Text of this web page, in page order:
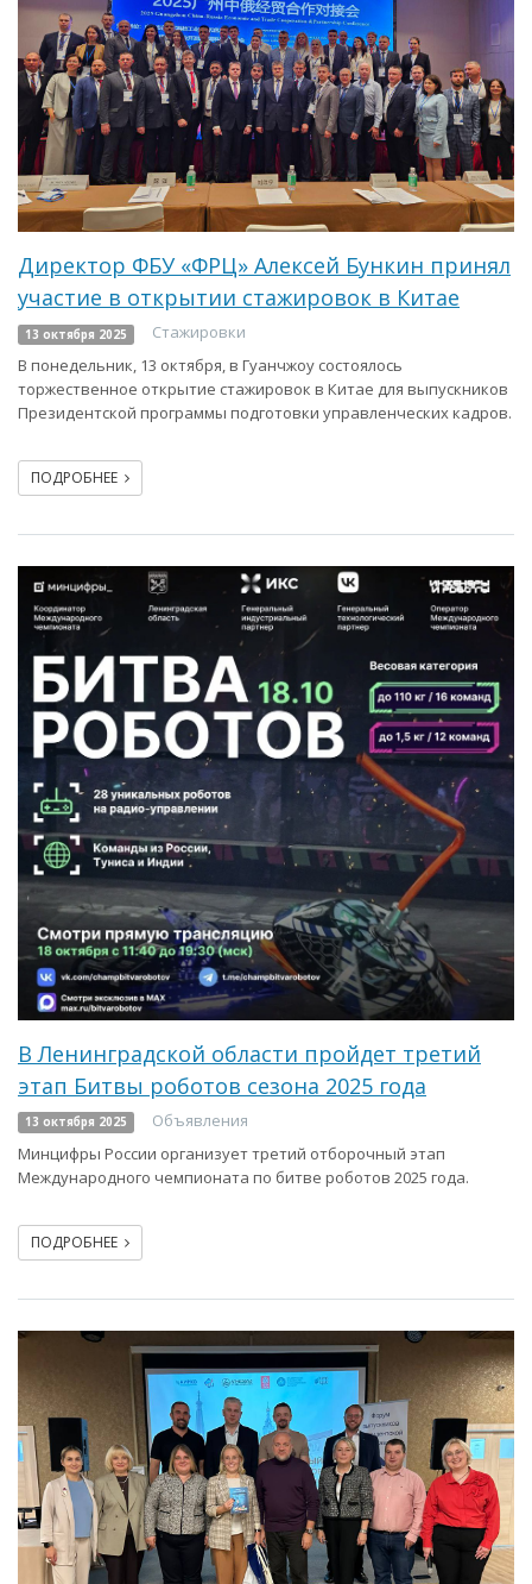
Директор ФБУ «ФРЦ» Алексей Бункин принял
участие в открытии стажировок в Китае
13 октября 2025
Стажировки
В понедельник, 13 октября, в Гуанчжоу состоялось
торжественное открытие стажировок в Китае для выпускников
Президентской программы подготовки управленческих кадров.
ПОДРОБНЕЕ
В Ленинградской области пройдет третий
этап Битвы роботов сезона 2025 года
13 октября 2025
Объявления
Минцифры России организует третий отборочный этап
Международного чемпионата по битве роботов 2025 года.
ПОДРОБНЕЕ